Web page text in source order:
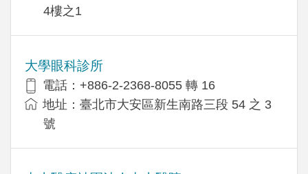
4樓之1
大學眼科診所
電話：+886-2-2368-8055 轉 16
地址：臺北市大安區新生南路三段 54 之 3
號